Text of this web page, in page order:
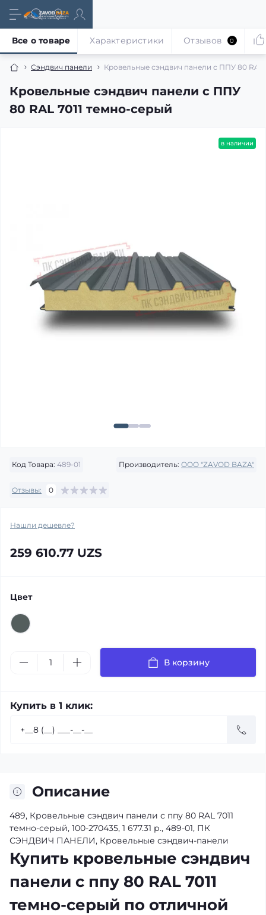
Сэндвич панели Кровельные сэндвич панели с ППУ 80 RAL
Кровельные сэндвич панели с ППУ
80 RAL 7011 темно-серый
Все о товаре Характеристики Отзывов 0
в наличии
Код Товара: 489-01 Производитель: OOO "ZAVOD BAZA"
Отзывы: 0
Нашли дешевле?
259 610.77 UZS
Цвет
В корзину
Купить в 1 клик:
Описание
489, Кровельные сэндвич панели с ппу 80 RAL 7011
темно-серый, 100-270435, 1 677.31 р., 489-01, ПК
СЭНДВИЧ ПАНЕЛИ, Кровельные сэндвич-панели
Купить кровельные сэндвич
панели с ппу 80 RAL 7011
темно-серый по отличной